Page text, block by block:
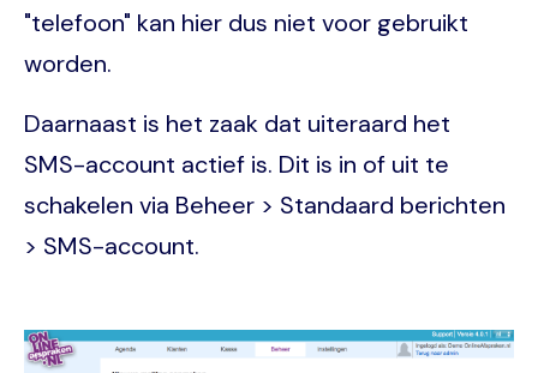
"telefoon" kan hier dus niet voor gebruikt
worden.
Daarnaast is het zaak dat uiteraard het
SMS-account actief is. Dit is in of uit te
schakelen via Beheer > Standaard berichten
> SMS-account.
Image